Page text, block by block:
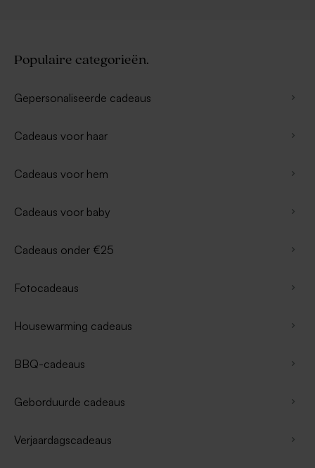
Populaire categorieën.
Gepersonaliseerde cadeaus
Cadeaus voor haar
Cadeaus voor hem
Cadeaus voor baby
Cadeaus onder €25
Fotocadeaus
Housewarming cadeaus
BBQ-cadeaus
Geborduurde cadeaus
Verjaardagscadeaus